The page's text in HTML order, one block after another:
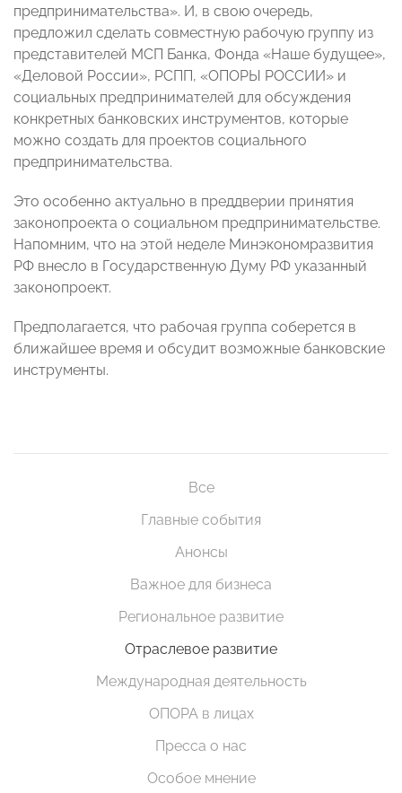
предпринимательства». И, в свою очередь,
предложил сделать совместную рабочую группу из
представителей МСП Банка, Фонда «Наше будущее»,
«Деловой России», РСПП, «ОПОРЫ РОССИИ» и
социальных предпринимателей для обсуждения
конкретных банковских инструментов, которые
можно создать для проектов социального
предпринимательства.
Это особенно актуально в преддверии принятия
законопроекта о социальном предпринимательстве.
Напомним, что на этой неделе Минэкономразвития
РФ внесло в Государственную Думу РФ указанный
законопроект.
Предполагается, что рабочая группа соберется в
ближайшее время и обсудит возможные банковские
инструменты.
Все
Главные события
Анонсы
Важное для бизнеса
Региональное развитие
Отраслевое развитие
Международная деятельность
ОПОРА в лицах
Пресса о нас
Особое мнение